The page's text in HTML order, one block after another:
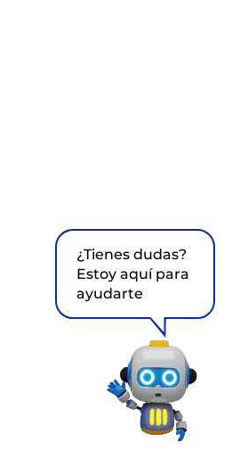
¿Tienes dudas?
Estoy aquí para
ayudarte